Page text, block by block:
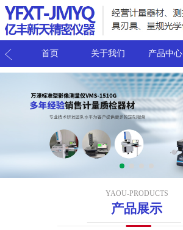
首页 关于我们 产品中心
YAOU-PRODUCTS
产品展示